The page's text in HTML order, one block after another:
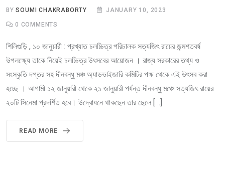
BYSOUMI CHAKRABORTY JANUARY 10, 2023
0 COMMENTS
শিলিগুড়ি , ১০ জানুয়ারী : প্রখ্যাত চলচ্চিত্র পরিচালক সত্যজিৎ রায়ের জন্মশতবর্ষ
উপলক্ষ্যে তাকে নিয়েই চলচ্চিত্র উৎসবের আয়োজন । রাজ্য সরকারের তথ্য ও
সংস্কৃতি দপ্তর সহ দীনবন্ধু মঞ্চ অ্যাডভাইজারি কমিটির পক্ষ থেকে এই উৎসব করা
হচ্ছে । আগামী ১২ জানুয়ারী থেকে ২১ জানুয়ারী পর্যন্ত দীনবন্ধু মঞ্চে সত্যজিৎ রায়ের
২০টি সিনেমা প্রদর্শিত হবে। উদ্বোধনে থাকছেন তার ছেলে […]
READ MORE